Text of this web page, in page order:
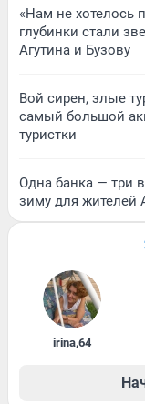
«Нам не хотелось
глубинки стали
Агутина и Бузову
Вой сирен, злые
самый большой
туристки
Одна банка — три
зиму для жителей
irina,64